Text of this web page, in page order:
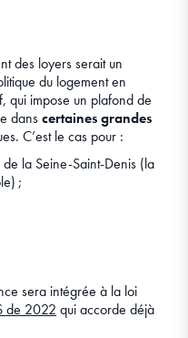
des loyers serait un
du logement en
qui impose un plafond de
danscertaines grandes
C’est le cas pour :
la Seine-Saint-Denis (la
;
sera intégrée à la loi
de 2022 qui accorde déjà